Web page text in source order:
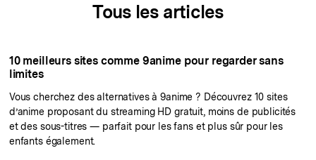
Tous les articles
10 meilleurs sites comme 9anime pour regarder sans
limites
Vous cherchez des alternatives à 9anime ? Découvrez 10 sites
d’anime proposant du streaming HD gratuit, moins de publicités
et des sous-titres — parfait pour les fans et plus sûr pour les
enfants également.